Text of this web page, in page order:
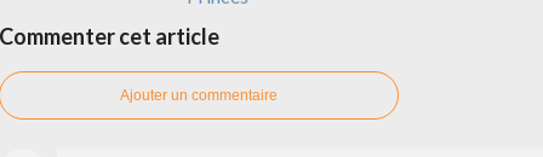
Commenter cet article
Ajouter un commentaire